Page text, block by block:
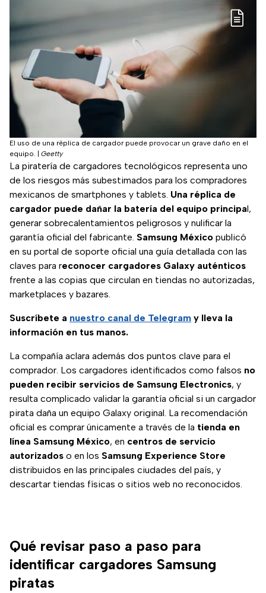
El uso de una rèplica de cargador puede provocar un grave daño en el
equipo.
Geetty
La piratería de cargadores tecnológicos representa uno
de los riesgos más subestimados para los compradores
mexicanos de smartphones y tablets. Una réplica de
cargador puede dañar la batería del equipo principal,
generar sobrecalentamientos peligrosos y nulificar la
garantía oficial del fabricante. Samsung México publicó
en su portal de soporte oficial una guía detallada con las
claves para reconocer cargadores Galaxy auténticos
frente a las copias que circulan en tiendas no autorizadas,
marketplaces y bazares.
Suscríbete a nuestro canal de Telegram y lleva la
información en tus manos.
La compañía aclara además dos puntos clave para el
comprador. Los cargadores identificados como falsos no
pueden recibir servicios de Samsung Electronics, y
resulta complicado validar la garantía oficial si un cargador
pirata daña un equipo Galaxy original. La recomendación
oficial es comprar únicamente a través de la tienda en
línea Samsung México, en centros de servicio
autorizados o en los Samsung Experience Store
distribuidos en las principales ciudades del país, y
descartar tiendas físicas o sitios web no reconocidos.
Qué revisar paso a paso para
identificar cargadores Samsung
piratas